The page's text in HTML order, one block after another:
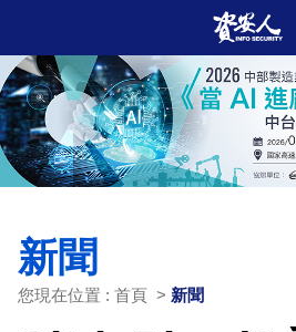
新聞
您現在位置 : 首頁 > 新聞